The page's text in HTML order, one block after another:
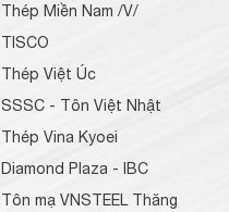
Thép Miền Nam /V/
TISCO
Thép Việt Úc
SSSC - Tôn Việt Nhật
Thép Vina Kyoei
Diamond Plaza - IBC
Tôn mạ VNSTEEL Thăng